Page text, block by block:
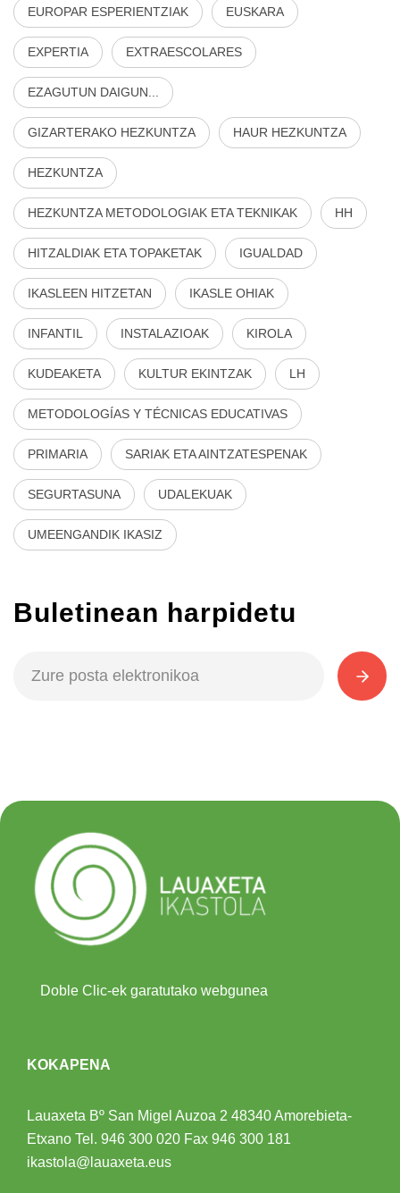
EUROPAR ESPERIENTZIAK EUSKARA
EXPERTIA EXTRAESCOLARES
EZAGUTUN DAIGUN...
GIZARTERAKO HEZKUNTZA HAUR HEZKUNTZA
HEZKUNTZA
HEZKUNTZA METODOLOGIAK ETA TEKNIKAK HH
HITZALDIAK ETA TOPAKETAK IGUALDAD
IKASLEEN HITZETAN IKASLE OHIAK
INFANTIL INSTALAZIOAK KIROLA
KUDEAKETA KULTUR EKINTZAK LH
METODOLOGÍAS Y TÉCNICAS EDUCATIVAS
PRIMARIA SARIAK ETA AINTZATESPENAK
SEGURTASUNA UDALEKUAK
UMEENGANDIK IKASIZ
Buletinean harpidetu
Doble Clic-ek garatutako webgunea
KOKAPENA
Lauaxeta Bº San Migel Auzoa 2 48340 Amorebieta-
Etxano Tel. 946 300 020 Fax 946 300 181
ikastola@lauaxeta.eus